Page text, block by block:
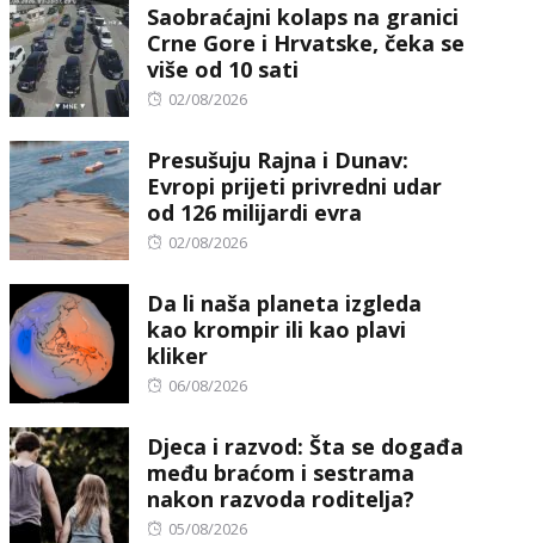
Saobraćajni kolaps na granici
Crne Gore i Hrvatske, čeka se
više od 10 sati
Posted
02/08/2026
Presušuju Rajna i Dunav:
Evropi prijeti privredni udar
od 126 milijardi evra
Posted
02/08/2026
Da li naša planeta izgleda
kao krompir ili kao plavi
kliker
Posted
06/08/2026
Djeca i razvod: Šta se događa
među braćom i sestrama
nakon razvoda roditelja?
Posted
05/08/2026